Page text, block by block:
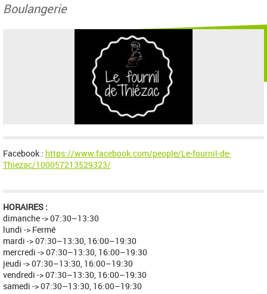
Boulangerie
Facebook : https://www.facebook.com/people/Le-fournil-de-
Thiezac/100057213529323/
HORAIRES :
dimanche -> 07:30–13:30
lundi -> Fermé
mardi -> 07:30–13:30, 16:00–19:30
mercredi -> 07:30–13:30, 16:00–19:30
jeudi -> 07:30–13:30, 16:00–19:30
vendredi -> 07:30–13:30, 16:00–19:30
samedi -> 07:30–13:30, 16:00–19:30